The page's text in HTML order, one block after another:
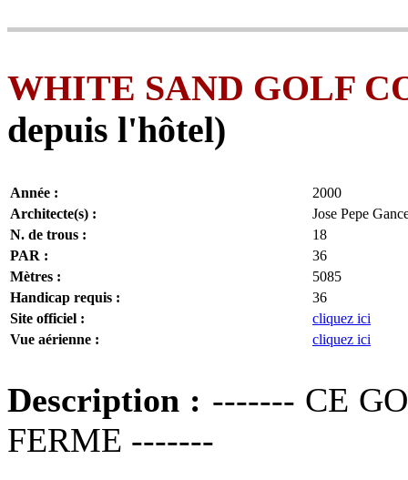
WHITE SAND GOLF
depuis l'hôtel)
Année :
2000
Architecte(s) :
Jose Pepe
N. de trous :
18
PAR :
36
Mètres :
5085
Handicap requis :
36
Site officiel :
cliquez ici
Vue aérienne :
cliquez ici
Description : ------- CE
FERME -------